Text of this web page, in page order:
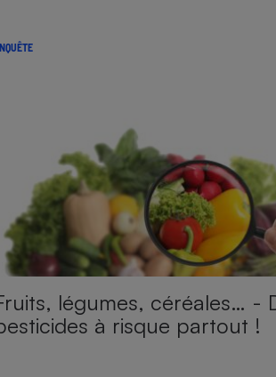
légumes, céréales… -
à risque partout !